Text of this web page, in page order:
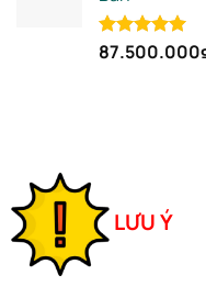
Rated5.00
87.500.000
LƯU Ý